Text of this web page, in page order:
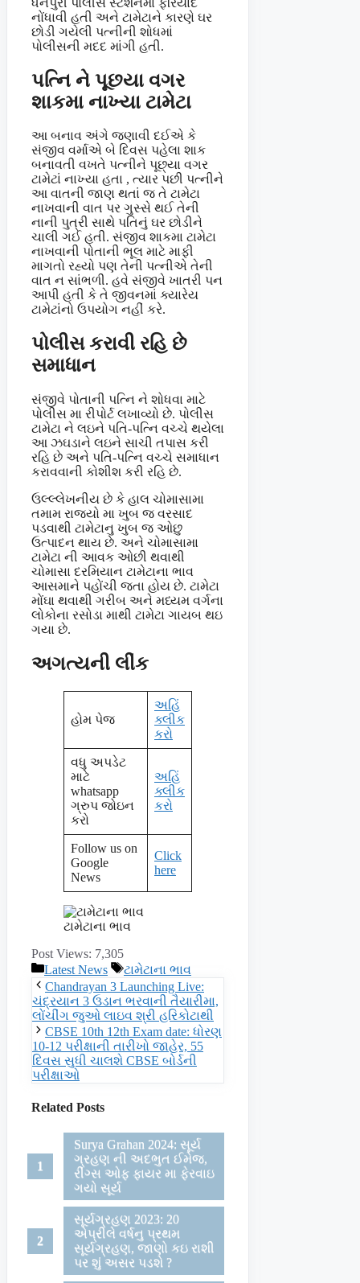
નોંધાવી હતી અને ટામેટાને કારણે ઘર
છોડી ગયેલી પત્નીની શોધમાં
પોલીસની મદદ માંગી હતી.
પત્નિ ને પૂછયા વગર
શાકમા નાખ્યા ટામેટા
આ બનાવ અંગે જણાવી દઈએ કે
સંજીવ વર્માએ બે દિવસ પહેલા શાક
બનાવતી વખતે પત્નીને પૂછ્યા વગર
ટામેટાં નાખ્યા હતા , ત્યાર પછી પત્નીને
આ વાતની જાણ થતાં જ તે ટામેટા
નાખવાની વાત પર ગુસ્સે થઈ તેની
નાની પુત્રી સાથે પતિનું ઘર છોડીને
ચાલી ગઈ હતી. સંજીવ શાકમા ટામેટા
નાખવાની પોતાની ભૂલ માટે માફી
માગતો રહ્યો પણ તેની પત્નીએ તેની
વાત ન સાંભળી. હવે સંજીવે ખાતરી પન
આપી હતી કે તે જીવનમાં ક્યારેય
ટામેટાંનો ઉપયોગ નહીં કરે.
પોલીસ કરાવી રહિ છે
સમાધાન
સંજીવે પોતાની પત્નિ ને શોધવા માટે
પોલીસ મા રીપોર્ટ લખાવ્યો છે. પોલીસ
ટામેટા ને લઇને પતિ-પત્નિ વચ્ચે થયેલા
આ ઝઘડાને લઇને સાચી તપાસ કરી
રહિ છે અને પતિ-પત્નિ વચ્ચે સમાધાન
કરાવવાની કોશીશ કરી રહિ છે.
ઉલ્લ્લેખનીય છે કે હાલ ચોમાસામા
તમામ રાજ્યો મા ખુબ જ વરસાદ
પડવાથી ટામેટાનુ ખુબ જ ઓછુ
ઉત્પાદન થાય છે. અને ચોમાસામા
ટામેટા ની આવક ઓછી થવાથી
ચોમાસા દરમિયાન ટામેટાના ભાવ
આસમાને પહોંચી જતા હોય છે. ટામેટા
મોંઘા થવાથી ગરીબ અને મધ્યમ વર્ગના
લોકોના રસોડા માથી ટામેટા ગાયબ થઇ
ગયા છે.
અગત્યની લીંક
હોમ પેજ
અહિં
ક્લીક
કરો
વધુ અપડેટ
માટે
whatsapp
ગ્રુપ જોઇન
કરો
અહિં
ક્લીક
કરો
Follow us on
Google
News
Click
here
ટામેટાના ભાવ
Post Views: 7,305
Categories
Latest News Tags
ટામેટાના ભાવ
Chandrayan 3 Launching Live:
ચંદ્રયાન 3 ઉડાન ભરવાની તૈયારીમા,
લોંચીંગ જુઓ લાઇવ શ્રી હરિકોટાથી
CBSE 10th 12th Exam date: ધોરણ
10-12 પરીક્ષાની તારીખો જાહેર, 55
દિવસ સુધી ચાલશે CBSE બોર્ડની
પરીક્ષાઓ
Related Posts
Surya Grahan 2024: સૂર્ય
ગ્રહણ ની અદભુત ઈમેજ,
રીંગ્સ ઓફ ફાયર મા ફેરવાઇ
ગયો સૂર્ય
સૂર્યગ્રહણ 2023: 20
એપ્રીલે વર્ષનુ પ્રથમ
સૂર્યગ્રહણ, જાણો કઇ રાશી
પર શું અસર પડશે ?